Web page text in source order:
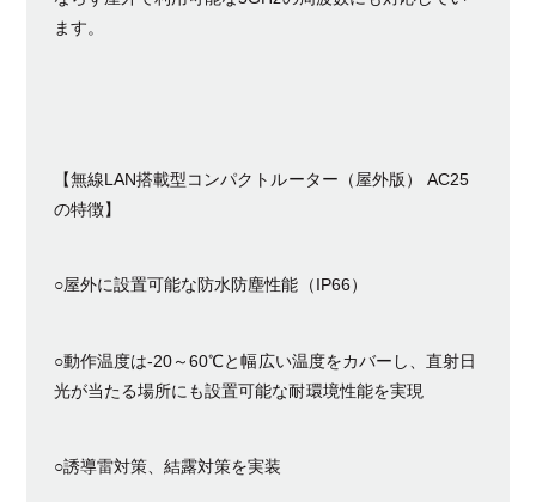
ます。
【無線LAN搭載型コンパクトルーター（屋外版） AC25
の特徴】
○屋外に設置可能な防水防塵性能（IP66）
○動作温度は-20～60℃と幅広い温度をカバーし、直射日
光が当たる場所にも設置可能な耐環境性能を実現
○誘導雷対策、結露対策を実装